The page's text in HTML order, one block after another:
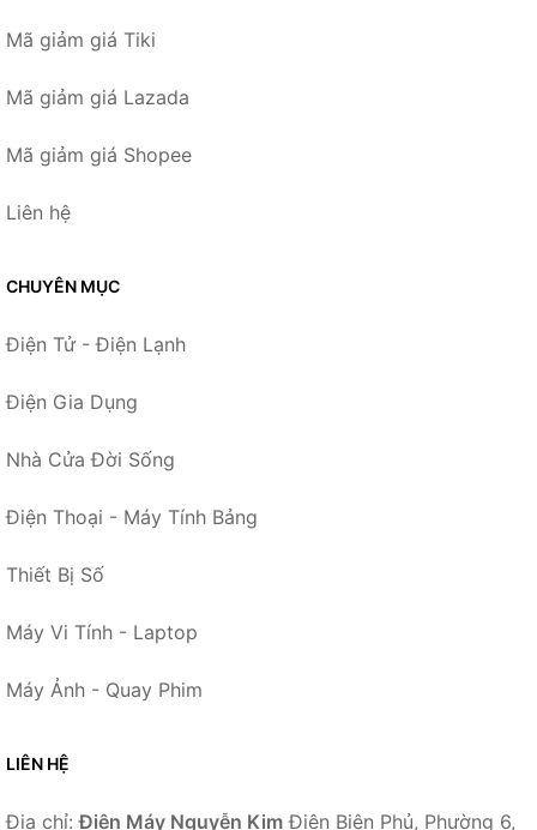
Mã giảm giá Tiki
Mã giảm giá Lazada
Mã giảm giá Shopee
Liên hệ
CHUYÊN MỤC
Điện Tử - Điện Lạnh
Điện Gia Dụng
Nhà Cửa Đời Sống
Điện Thoại - Máy Tính Bảng
Thiết Bị Số
Máy Vi Tính - Laptop
Máy Ảnh - Quay Phim
LIÊN HỆ
Địa chỉ:Điện Máy Nguyễn Kim Điện Biên Phủ, Phường 6,